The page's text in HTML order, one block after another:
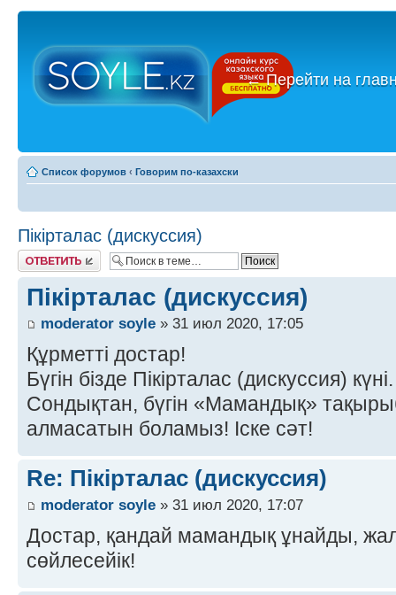
←Перейти на
Список форумов ‹ Говорим по-казахски
Пікірталас (дискуссия)
Ответить
Пікірталас (дискуссия)
moderator soyle » 31 июл 2020, 17:05
Құрметті достар!
Бүгін бізде Пікірталас (дискуссия) күні.
Сондықтан, бүгін «Мамандық»
алмасатын боламыз! Іске сәт!
Re: Пікірталас (дискуссия)
moderator soyle » 31 июл 2020, 17:07
Достар, қандай мамандық ұнайды,
сөйлесейік!